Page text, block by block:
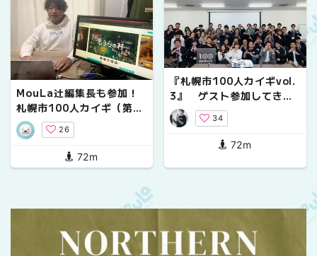
MouLa辻編集長も参加！
札幌市100人カイギ（第二
回目）を開催！
26
72m
『札幌市100人カイギvol.
3』 ゲスト参加してきま
した！
34
72m